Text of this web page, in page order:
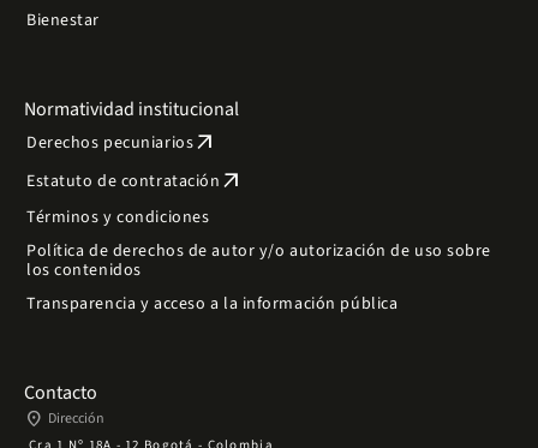
Bienestar
Normatividad institucional
Derechos pecuniariosarrow_outward
Estatuto de contratación arrow_outward
Términos y condiciones
Política de derechos de autor y/o autorización de uso sobre
los contenidos
Transparencia y acceso a la información pública
Contacto
place Dirección